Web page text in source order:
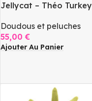
Jellycat – Théo Turkey
Doudous et peluches
55,00€
Ajouter Au Panier